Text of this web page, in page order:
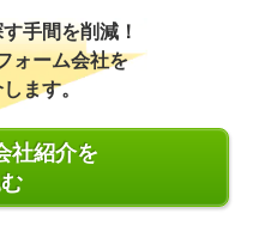
手間を削減！
ォーム会社を
ます。
社紹介を